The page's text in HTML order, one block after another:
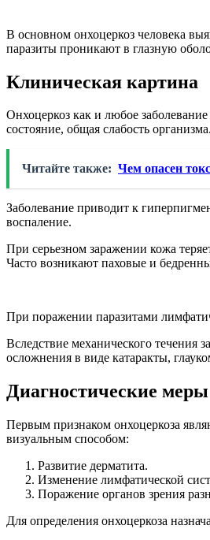
В основном онхоцеркоз человека
паразиты проникают в глазную
Клиническая картина
Онхоцеркоз как и любое
состояние, общая слабость
Читайте также: Чем опасен
Заболевание приводит к
воспаление.
При серьезном заражении кожа
Часто возникают паховые и
При поражении паразитами
Вследствие механического течения
осложнения в виде катаракты,
Диагностические меры
Первым признаком онхоцеркоза
визуальным способом:
Развитие дерматита.
Изменение лимфатической
Поражение органов зрения
Для определения онхоцеркоза